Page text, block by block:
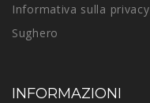
Informativa sulla privacy
Sughero
INFORMAZIONI